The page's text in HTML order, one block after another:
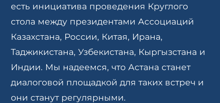
есть инициатива проведения Круглого
стола между президентами Ассоциаций
Казахстана, России, Китая, Ирана,
Таджикистана, Узбекистана, Кыргызстана и
Индии. Мы надеемся, что Астана станет
диалоговой площадкой для таких встреч и
они станут регулярными.